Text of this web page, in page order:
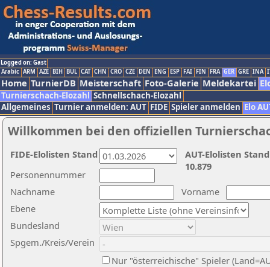
Logged on: Gast
Arabic ARM AZE BIH BUL CAT CHN CRO CZE DEN ENG ESP FAI FIN FRA GER GRE INA
Home TurnierDB Meisterschaft Foto-Galerie Meldekartei
Turnierschach-Elozahl Schnellschach-Elozahl
Allgemeines Turnier anmelden: AUT FIDE Spieler anmelden Elo
Willkommen bei den offiziellen
Nachname
Vorname
Ebene
Personennummer
Bundesland
Spgem./Kreis/Verein
Nur "österreichische" Spieler
AUT-Elolisten
10.879
FIDE-Elolisten Stand